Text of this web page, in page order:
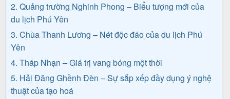
Tin
du
lịch
2. Quảng trường Nghinh Phong – Biểu tượng mới của
du lịch Phú Yên
3. Chùa Thanh Lương – Nét độc đáo của du lịch Phú
Yên
4. Tháp Nhạn – Giá trị vang bóng một thời
5. Hải Đăng Ghềnh Đèn – Sự sắp xếp đầy dụng ý nghệ
thuật của tạo hoá